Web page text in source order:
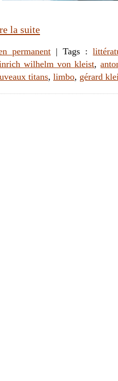
la suite
permanent | Tags :
wilhelm von kleist,
titans, limbo, gérard